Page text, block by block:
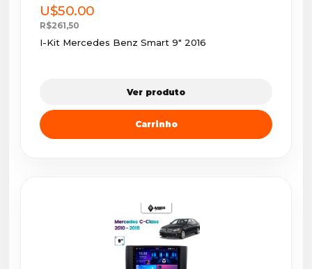
U$50.00
R$261,50
I-Kit Mercedes Benz Smart 9" 2016
Ver produto
Carrinho